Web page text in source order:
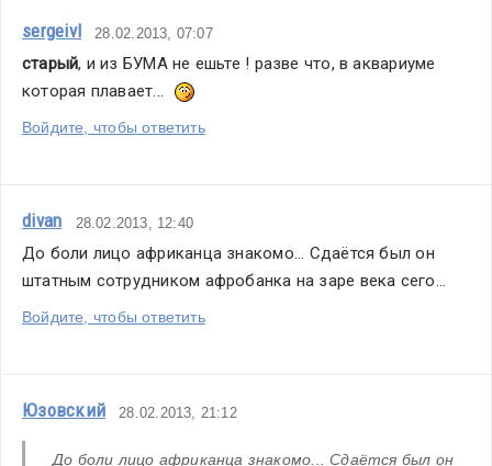
sergeivl 28.02.2013, 07:07
старый, и из БУМА не ешьте ! разве что, в аквариуме
которая плавает...
Войдите, чтобы ответить
divan 28.02.2013, 12:40
До боли лицо африканца знакомо... Сдаётся был он
штатным сотрудником афробанка на заре века сего...
Войдите, чтобы ответить
Юзовский 28.02.2013, 21:12
До боли лицо африканца знакомо... Сдаётся был он